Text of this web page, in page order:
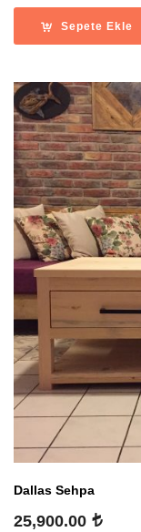
Sepete Ekle
Dallas Sehpa
25,900.00